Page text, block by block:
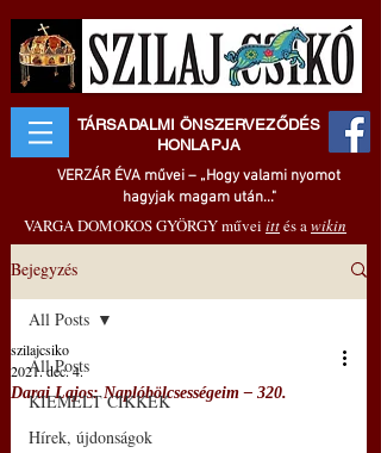
TÁRSADALMI ÖNSZERVEZŐDÉS
HONLAPJA
VERZÁR ÉVA művei – „Hogy valami nyomot
hagyjak magam után..."
VARGA DOMOKOS GYÖRGY művei ittés awikin
Bejegyzés
All Posts
KIEMELT CIKKEK
Hírek, újdonságok
All Posts
Darai Lajos: Naplóbölcsességeim – 320.
szilajcsiko
2021. dec. 4.